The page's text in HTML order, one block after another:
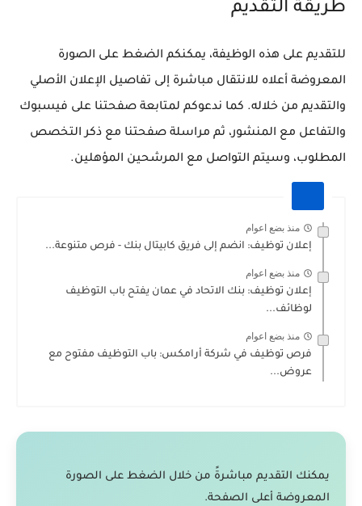
طريقة التقديم
للتقديم على هذه الوظيفة، يمكنكم الضغط على الصورة
المعروضة أعلاه للانتقال مباشرة إلى تفاصيل الإعلان الأصلي
والتقديم من خلاله. كما ندعوكم لمتابعة صفحتنا على فيسبوك
والتفاعل مع المنشور، ثم مراسلة صفحتنا مع ذكر التخصص
المطلوب، وسيتم التواصل مع المرشحين المؤهلين.
منذ بضع اعوام
إعلان توظيف: انضم إلى فريق كابيتال بنك - فرص متنوعة...
منذ بضع اعوام
إعلان توظيف: بنك الاتحاد في عمان يفتح باب التوظيف
لوظائف...
منذ بضع اعوام
فرص توظيف في شركة أرامكس: باب التوظيف مفتوح مع
عروض...
يمكنك التقديم مباشرةً من خلال الضغط على الصورة
المعروضة أعلى الصفحة.